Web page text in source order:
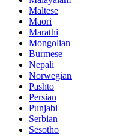
Maltese
Maori
Marathi
Mongolian
Burmese
Nepali
Norwegian
Pashto
Persian
Punjabi
Serbian
Sesotho